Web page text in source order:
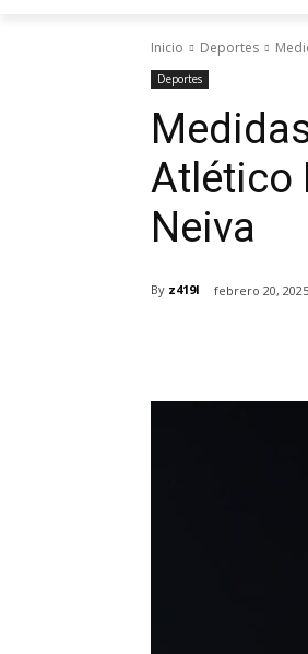
Inicio Deportes
Deportes
Atlético
Neiva
By z419l febrero 20, 2025